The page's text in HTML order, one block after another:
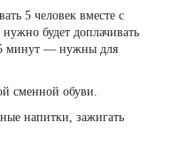
5 человек вместе с
будет доплачивать
минут — нужны для
сменной обуви.
напитки, зажигать